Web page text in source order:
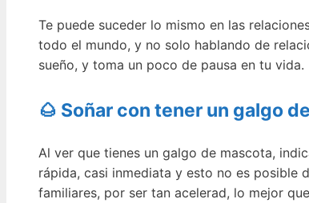
Te puede suceder lo mismo en las
todo el mundo, y no solo hablando de
sueño, y toma un poco de pausa en tu vida.
🌰 Soñar con tener un galgo
Al ver que tienes un galgo de mascota,
rápida, casi inmediata y esto no es posible
familiares, por ser tan acelerad, lo mejor